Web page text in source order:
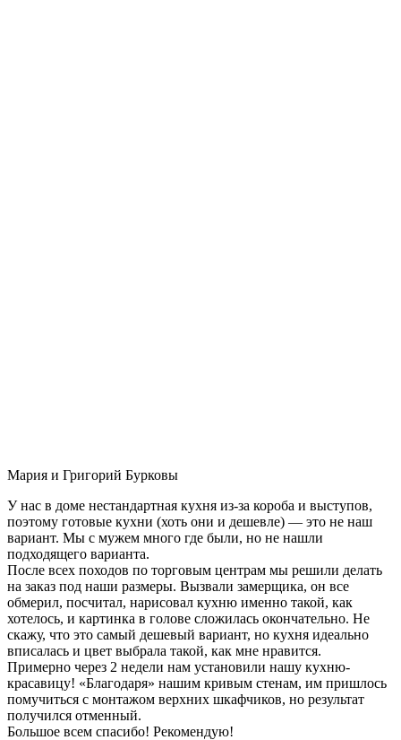
Мария и Григорий Бурковы
У нас в доме нестандартная кухня из-за короба и выступов,
поэтому готовые кухни (хоть они и дешевле) — это не наш
вариант. Мы с мужем много где были, но не нашли
подходящего варианта.
После всех походов по торговым центрам мы решили делать
на заказ под наши размеры. Вызвали замерщика, он все
обмерил, посчитал, нарисовал кухню именно такой, как
хотелось, и картинка в голове сложилась окончательно. Не
скажу, что это самый дешевый вариант, но кухня идеально
вписалась и цвет выбрала такой, как мне нравится.
Примерно через 2 недели нам установили нашу кухню-
красавицу! «Благодаря» нашим кривым стенам, им пришлось
помучиться с монтажом верхних шкафчиков, но результат
получился отменный.
Большое всем спасибо! Рекомендую!